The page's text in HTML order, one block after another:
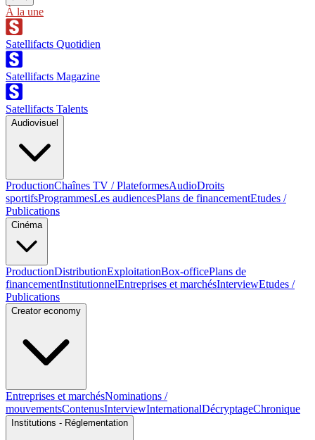
À la une
Satellifacts Quotidien
Satellifacts Magazine
Satellifacts Talents
Audiovisuel
ProductionChaînes TV / PlateformesAudioDroits
sportifsProgrammesLes audiencesPlans de financementEtudes /
Publications
Cinéma
ProductionDistributionExploitationBox-officePlans de
financementInstitutionnelEntreprises et marchésInterviewEtudes /
Publications
Creator economy
Entreprises et marchésNominations /
mouvementsContenusInterviewInternationalDécryptageChronique
Institutions - Réglementation